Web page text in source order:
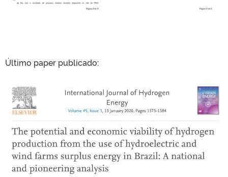
Último paper publicado: